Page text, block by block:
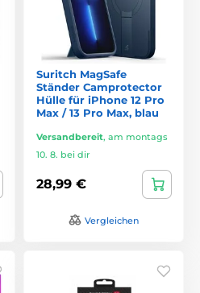
Suritch MagSafe
Ständer Camprotector
Hülle für iPhone 12 Pro
Max / 13 Pro Max, blau
Versandbereit, am montags
10. 8. bei dir
28,99 €
Vergleichen